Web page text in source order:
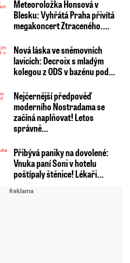
Meteoroložka Honsová v
Blesku: Vyhřátá Praha přivítá
megakoncert Ztraceného.…
Nová láska ve sněmovních
lavicích: Decroix s mladým
kolegou z ODS v bazénu pod…
Nejčernější předpověď
moderního Nostradama se
začíná naplňovat! Letos
správně…
Přibývá paniky na dovolené:
Vnuka paní Soni v hotelu
poštípaly štěnice! Lékaři…